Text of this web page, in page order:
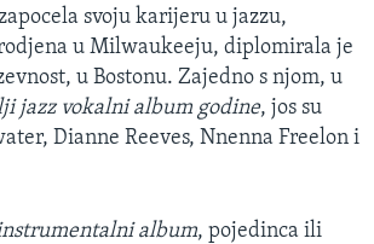
svoju karijeru u jazzu,
u Milwaukeeju, diplomirala je
u Bostonu. Zajedno s njom, u
jazz vokalni album godine, jos su
Dianne Reeves, Nnenna Freelon i
album, pojedinca ili